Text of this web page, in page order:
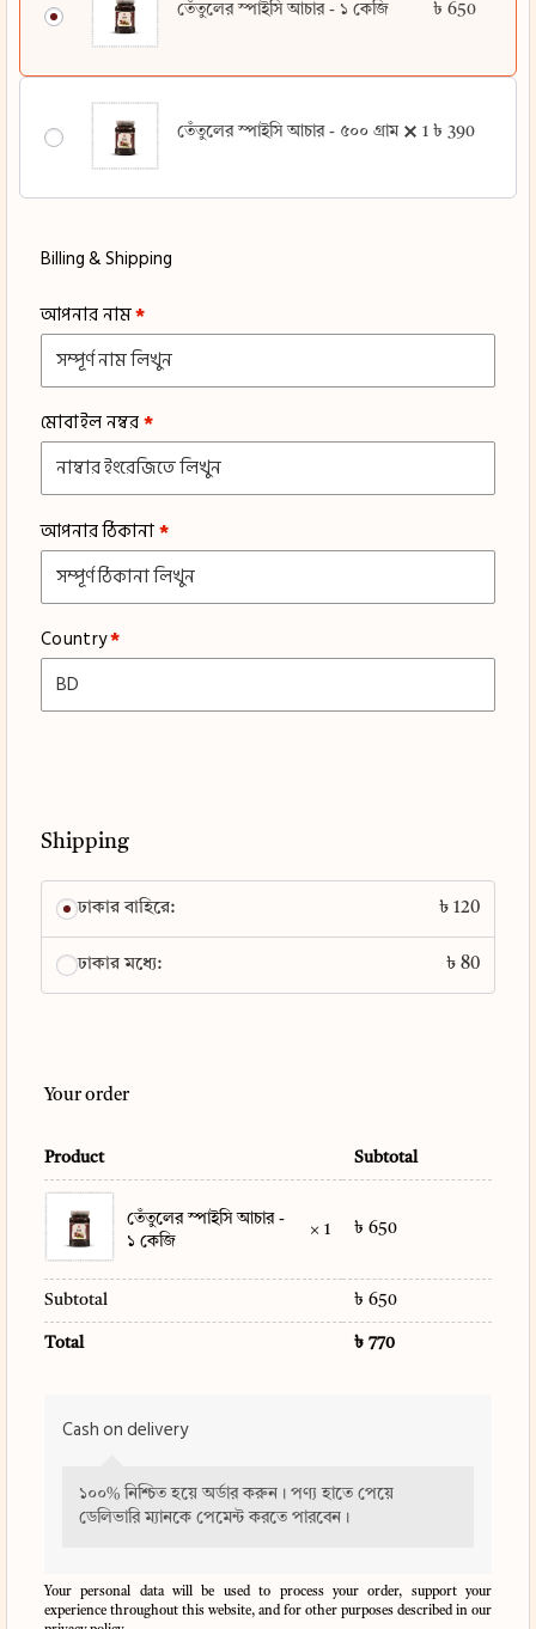
তেঁতুলের স্পাইসি আচার - ১ কেজি ৳650
তেঁতুলের স্পাইসি আচার - ৫০০ গ্রাম 1 ৳390
Billing & Shipping
আপনার নাম*
মোবাইল নম্বর*
আপনার ঠিকানা*
Country*
Shipping
ঢাকার বাহিরে: ৳ 120
ঢাকার মধ্যে: ৳ 80
Your order
Product Subtotal
তেঁতুলের স্পাইসি আচার -
১ কেজি
× 1 ৳ 650
Subtotal ৳ 650
Total ৳ 770
Cash on delivery
১০০% নিশ্চিত হয়ে অর্ডার করুন। পণ্য হাতে পেয়ে
ডেলিভারি ম্যানকে পেমেন্ট করতে পারবেন।
Your personal data will be used to process your order, support your
experience throughout this website, and for other purposes described in our